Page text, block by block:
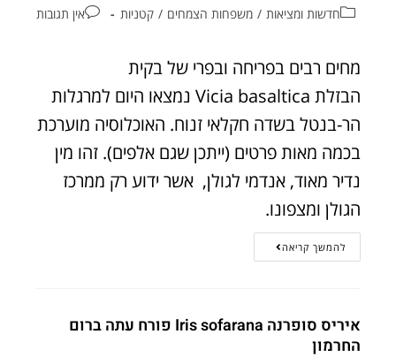
חדשות ומציאות / משפחות הצמחים / קטניות אין תגובות
מחים רבים בפריחה ובפרי של בקית
הבזלת Vicia basaltica נמצאו היום למרגלות
הר-בנטל בשדה חקלאי זנוח. האוכלוסיה מוערכת
בכמה מאות פרטים (ייתכן שגם אלפים). זהו מין
נדיר מאוד, אנדמי לגולן, אשר ידוע רק ממרכז
הגולן ומצפונו.
להמשך קריאה
איריס סופרנה Iris sofarana פורח עתה ברום
החרמון